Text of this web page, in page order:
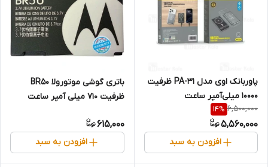
پاوربانک اوی مدل PA-31 ظرفیت
10000 میلی‌آمپر ساعت
6,500,000
14%
5,560,000
افزودن به سبد
باتری گوشی موتورولا BR50
ظرفیت ۷۱۰ میلی آمپر ساعت
615,000
افزودن به سبد